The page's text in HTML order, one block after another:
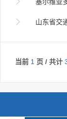
 山东省交通规划
当前 1 页 / 共计